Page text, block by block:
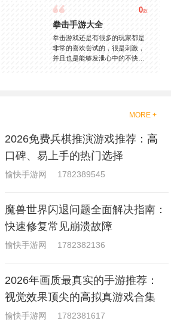
0款
拳击手游大全
拳击游戏还是有很多的玩家都是
非常的喜欢尝试的，很是刺激，
并且也是能够发泄心中的不快
够去进行体验的，我们也是能够
就是收集了一些有意思的拳击游
戏，相信你们一定会喜欢的。
MORE +
2026免费兵棋推演游戏推荐：高
口碑、易上手的热门选择
愉快手游网 1782389545
魔兽世界闪退问题全面解决指南：
快速修复常见崩溃故障
愉快手游网 1782382136
2026年画质最真实的手游推荐：
视觉效果顶尖的高拟真游戏合集
愉快手游网 1782381617